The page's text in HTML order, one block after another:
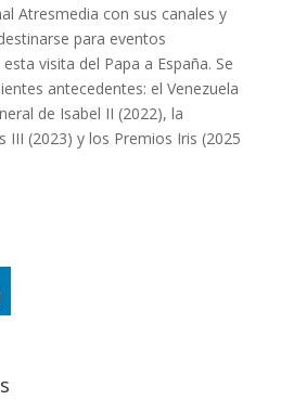
Atresmedia con sus canales y
para eventos
visita del Papa a España. Se
antecedentes: el Venezuela
de Isabel II (2022), la
III (2023) y los Premios Iris (2025